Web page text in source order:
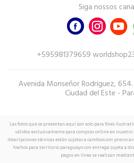
Siga nossos
+595981379659
Avenida Monseñor Rodríguez,
Ciudad del Este -
Las fotos que se presentan aquí son solo para fines
válidos exclusivamente para compras online en nuestro
descripciones técnicas están sujetas a cambios con previo
hechos para territorio paraguayo con entrega sujeta a
pagos en línea se realizan